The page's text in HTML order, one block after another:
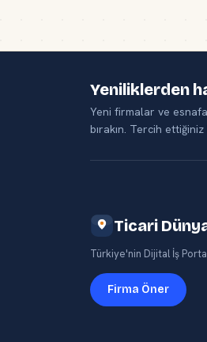
Yeniliklerden
Yeni firmalar ve esnafa
bırakın. Tercih
Ticari
Türkiye'nin Dijital İş
Firma Öner